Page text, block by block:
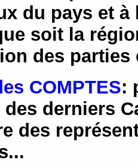
du pays et
soit la
des
COMPTES:
derniers
des